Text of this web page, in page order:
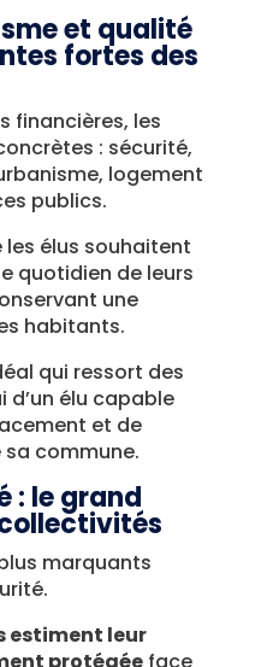
et qualité
fortes des
financières, les
: sécurité,
logement
publics.
les élus souhaitent
quotidien de leurs
une
habitants.
qui ressort des
élu capable
et de
sa commune.
: le grand
marquants
estiment leur